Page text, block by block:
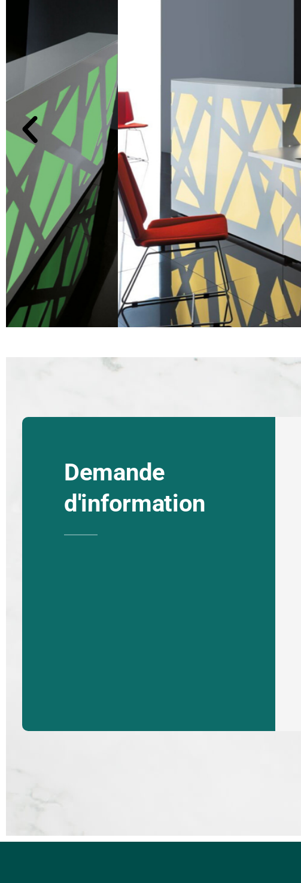
Demande
d'information